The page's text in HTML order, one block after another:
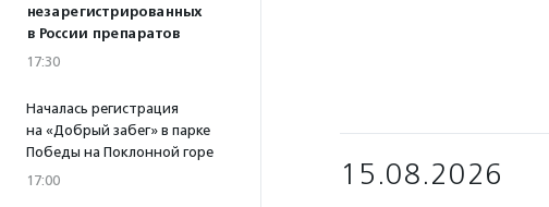
незарегистрированных
в России препаратов
17:30
Началась регистрация
на «Добрый забег» в парке
Победы на Поклонной горе
17:00
15.08.2026